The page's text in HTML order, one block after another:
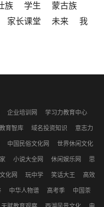
族 学生
蒙古族
家长课堂 未来
我
企业培训网 学习力教育中心
育智库 域名投资知识 意志力
中国民俗文化网 世界休闲文化
小说大全网 休闲娱乐网 思
化网 玩中学 笑话大王 高效
中华人物谱 高考季 中国茶